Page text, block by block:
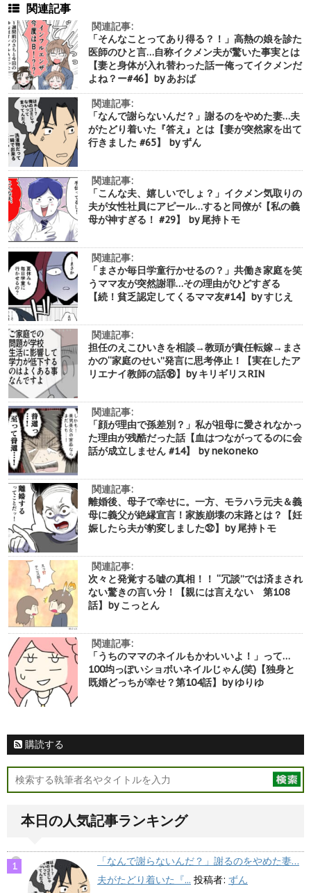
関連記事
関連記事:
「そんなことってあり得る？！」高熱の娘を診た
医師のひと言…自称イクメン夫が驚いた事実とは
【妻と身体が入れ替わった話ー俺ってイクメンだ
よね？ー#46】by あおば
関連記事:
「なんで謝らないんだ？」謝るのをやめた妻…夫
がたどり着いた『答え』とは【妻が突然家を出て
行きました #65】 by ずん
関連記事:
「こんな夫、嬉しいでしょ？」イクメン気取りの
夫が女性社員にアピール…すると同僚が【私の義
母が神すぎる！ #29】 by 尾持トモ
関連記事:
「まさか毎日学童行かせるの？」共働き家庭を笑
うママ友が突然謝罪…その理由がひどすぎる
【続！貧乏認定してくるママ友#14】by すじえ
関連記事:
担任のえこひいきを相談→教頭が責任転嫁→まさ
かの“家庭のせい”発言に思考停止！【実在したア
リエナイ教師の話⑱】by キリギリスRIN
関連記事:
「顔が理由で孫差別？」私が祖母に愛されなかっ
た理由が残酷だった話【血はつながってるのに会
話が成立しません #14】 by nekoneko
関連記事:
離婚後、母子で幸せに。一方、モラハラ元夫＆義
母に義父が絶縁宣言！家族崩壊の末路とは？【妊
娠したら夫が豹変しました㉜】by 尾持トモ
関連記事:
次々と発覚する嘘の真相！！ “冗談”では済まされ
ない驚きの言い分！【親には言えない 第108
話】by こっとん
関連記事:
「うちのママのネイルもかわいいよ！」って…
100均っぽいショボいネイルじゃん(笑)【独身と
既婚どっちが幸せ？第104話】by ゆりゆ
購読する
本日の人気記事ランキング
「なんで謝らないんだ？」謝るのをやめた妻…
夫がたどり着いた『... 投稿者: ずん